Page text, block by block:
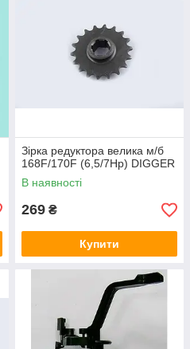
Зірка редуктора велика м/б
168F/170F (6,5/7Hp) DIGGER
В наявності
269 ₴
Купити